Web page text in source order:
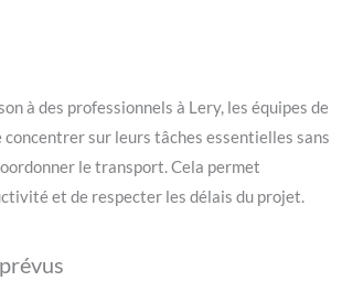
à des professionnels à Lery, les équipes de
sur leurs tâches essentielles sans
le transport. Cela permet
et de respecter les délais du projet.